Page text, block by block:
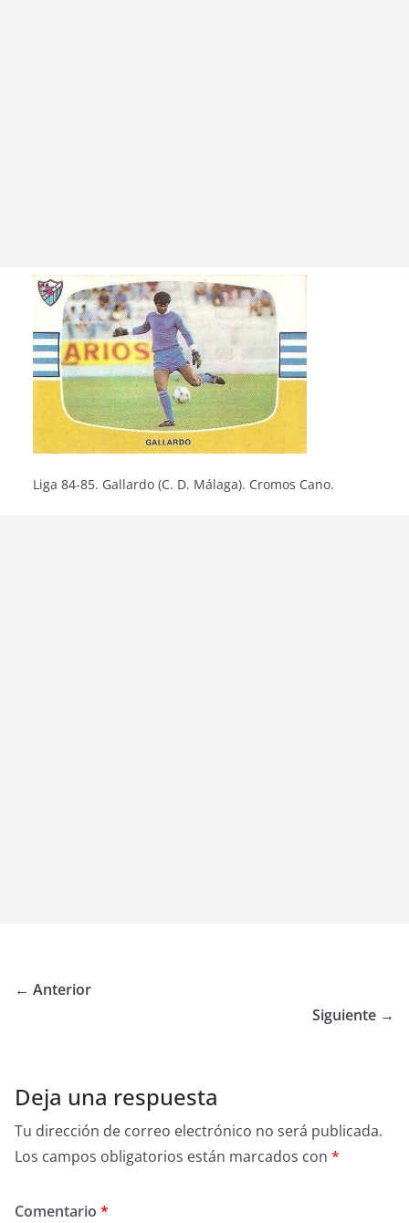
Liga 84-85. Gallardo (C. D. Málaga). Cromos Cano.
← Anterior
Siguiente →
Deja una respuesta
Tu dirección de correo electrónico no será publicada.
Los campos obligatorios están marcados con *
Comentario *